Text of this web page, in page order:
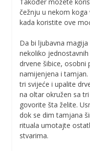
čežnju u nekom
kada koristite ove
Da bi ljubavna
nekoliko
drvene šibice,
namijenjena i
tri svijeće i upalite
na oltar okružen sa
govorite šta želite.
dok se dim tamjana
rituala umotajte
stvarima.